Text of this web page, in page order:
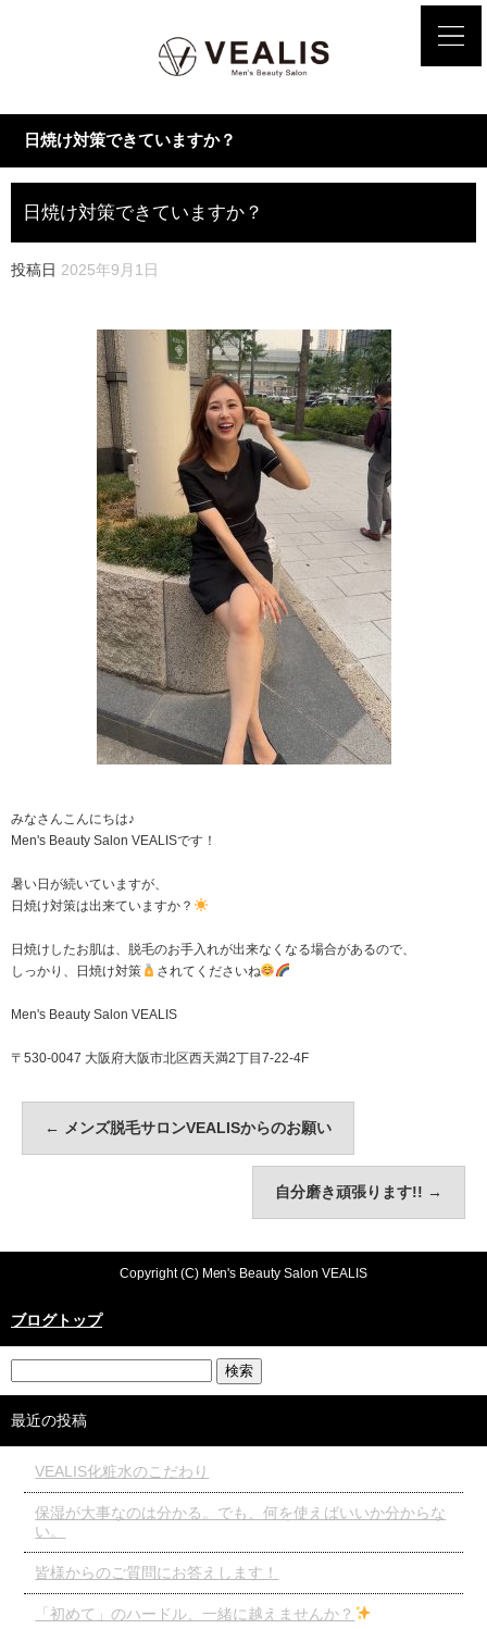
日焼け対策できていますか？
日焼け対策できていますか？
投稿日 2025年9月1日
みなさんこんにちは♪
Men's Beauty Salon VEALISです！
暑い日が続いていますが、
日焼け対策は出来ていますか？
日焼けしたお肌は、脱毛のお手入れが出来なくなる場合があるので、
しっかり、日焼け対策
されてくださいね
Men's Beauty Salon VEALIS
〒530-0047 大阪府大阪市北区西天満2丁目7-22-4F
← メンズ脱毛サロンVEALISからのお願い
自分磨き頑張ります!! →
Copyright (C) Men's Beauty Salon VEALIS
ブログトップ
最近の投稿
VEALIS化粧水のこだわり
保湿が大事なのは分かる。でも、何を使えばいいか分からな
い。
皆様からのご質問にお答えします！
「初めて」のハードル、一緒に越えませんか？